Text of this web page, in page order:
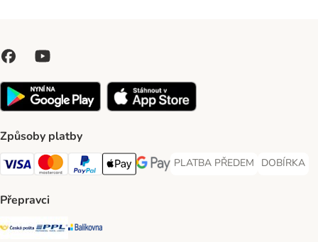
Způsoby platby
Visa Payment Method
Mastercard Payment Method
PayPal Payment Method
Apple pay Payment Method
GooglePay Payment Method
PLATBA PŘEDEM
PLATBA PŘEDEM Payment
DOBÍRKA
DOBÍRKA
Přepravci
Česká pošta Shipping Method
PPL Shipping Method
Balíkovna Shipping Method